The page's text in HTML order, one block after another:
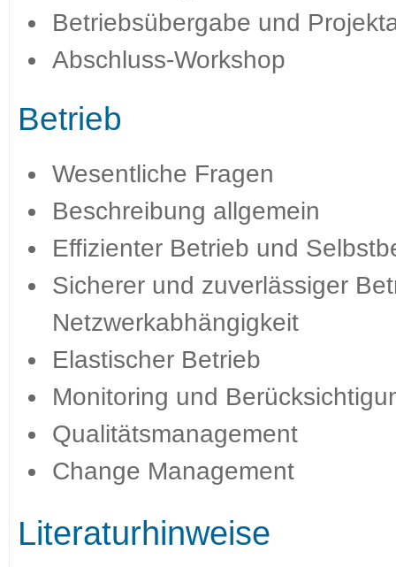
Betriebsübergabe und
Abschluss-Workshop
Betrieb
Wesentliche Fragen
Beschreibung allgemein
Effizienter Betrieb und
Sicherer und zuverlässiger
Netzwerkabhängigkeit
Elastischer Betrieb
Monitoring und
Qualitätsmanagement
Change Management
Literaturhinweise